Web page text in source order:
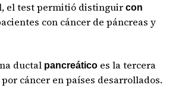
el test permitió distinguircon
con cáncer de páncreas y
ductal pancreático es la tercera
cáncer en países desarrollados.